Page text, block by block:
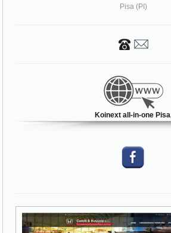
Pisa (PI)
Koinext all-in-one